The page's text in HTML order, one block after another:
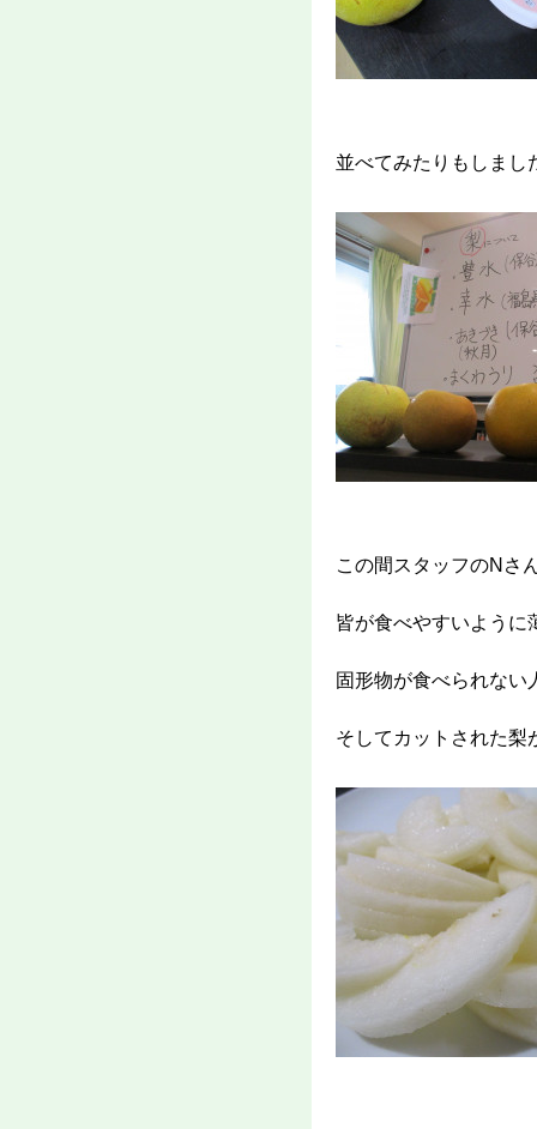
並べてみたりもしまし
この間スタッフのNさ
皆が食べやすいように
固形物が食べられない
そしてカットされた梨